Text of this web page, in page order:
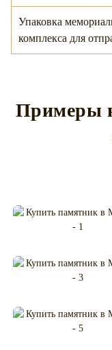
Упаковка
комплекса для
Примеры